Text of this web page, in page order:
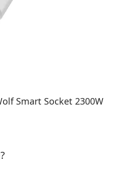
Smart Socket 2300W